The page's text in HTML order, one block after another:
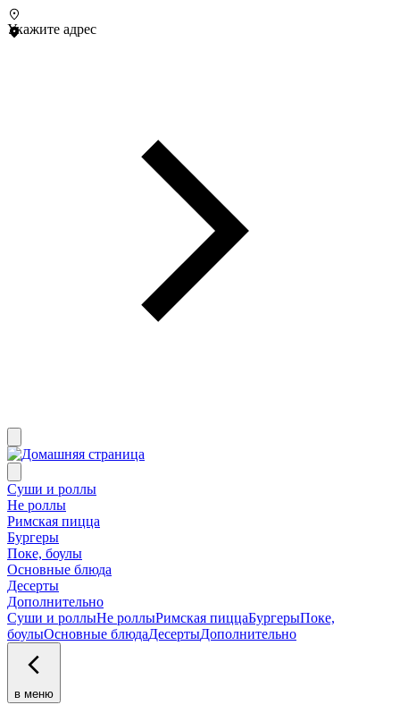
Укажите адрес
Суши и роллы
Не роллы
Римская пицца
Бургеры
Поке, боулы
Основные блюда
Десерты
Дополнительно
Суши и роллыНе роллыРимская пиццаБургерыПоке,
боулыОсновные блюдаДесертыДополнительно
в меню